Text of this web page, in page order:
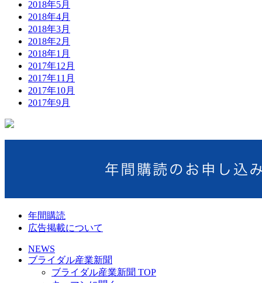
2018年5月
2018年4月
2018年3月
2018年2月
2018年1月
2017年12月
2017年11月
2017年10月
2017年9月
年間購読
広告掲載について
NEWS
ブライダル産業新聞
ブライダル産業新聞 TOP